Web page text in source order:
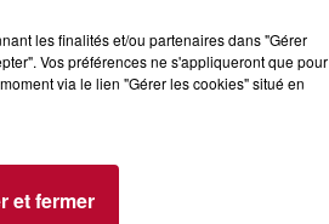
l'amphithéâtre
et 8 août. Une fresque
les finalités et/ou partenaires dans "Gérer
Vos préférences ne s'appliqueront que pour
via le lien "Gérer les cookies" situé en
et fermer